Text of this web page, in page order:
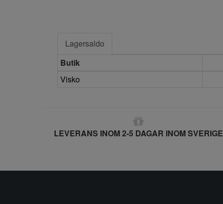
Lagersaldo
Butik
Visko
LEVERANS INOM 2-5 DAGAR INOM SVERIGE